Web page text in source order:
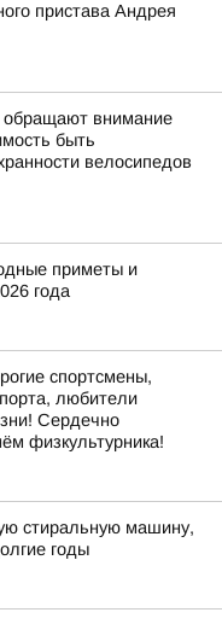
пристава Андрея
обращают внимание
быть
велосипедов
приметы и
года
спортсмены,
любители
Сердечно
физкультурника!
стиральную машину,
годы